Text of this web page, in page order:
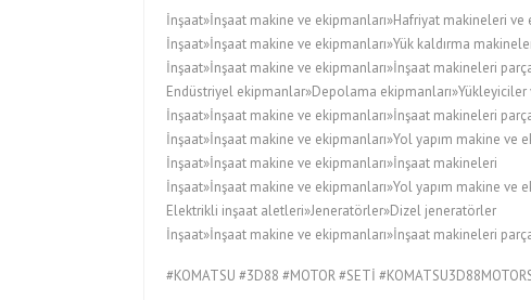
İnşaat»İnşaat makine ve ekipmanları»Hafriyat makineleri
İnşaat»İnşaat makine ve ekipmanları»Yük kaldırma
İnşaat»İnşaat makine ve ekipmanları»İnşaat makineleri
Endüstriyel ekipmanlar»Depolama
İnşaat»İnşaat makine ve ekipmanları»İnşaat makineleri
İnşaat»İnşaat makine ve ekipmanları»Yol yapım makine ve
İnşaat»İnşaat makine ve ekipmanları»İnşaat makineleri
İnşaat»İnşaat makine ve ekipmanları»Yol yapım makine ve
Elektrikli inşaat aletleri»Jeneratörler»Dizel jeneratörler
İnşaat»İnşaat makine ve ekipmanları»İnşaat makineleri
#KOMATSU #3D88 #MOTOR #SETİ